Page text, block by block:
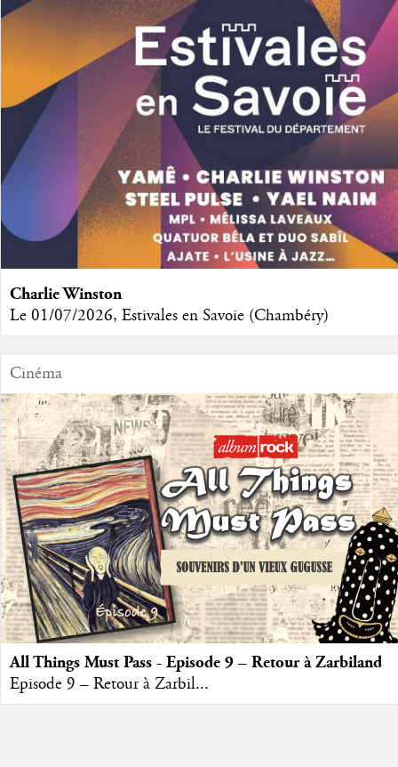
Charlie Winston
Le 01/07/2026, Estivales en Savoie (Chambéry)
Cinéma
All Things Must Pass - Episode 9 – Retour à Zarbiland
Episode 9 – Retour à Zarbil...